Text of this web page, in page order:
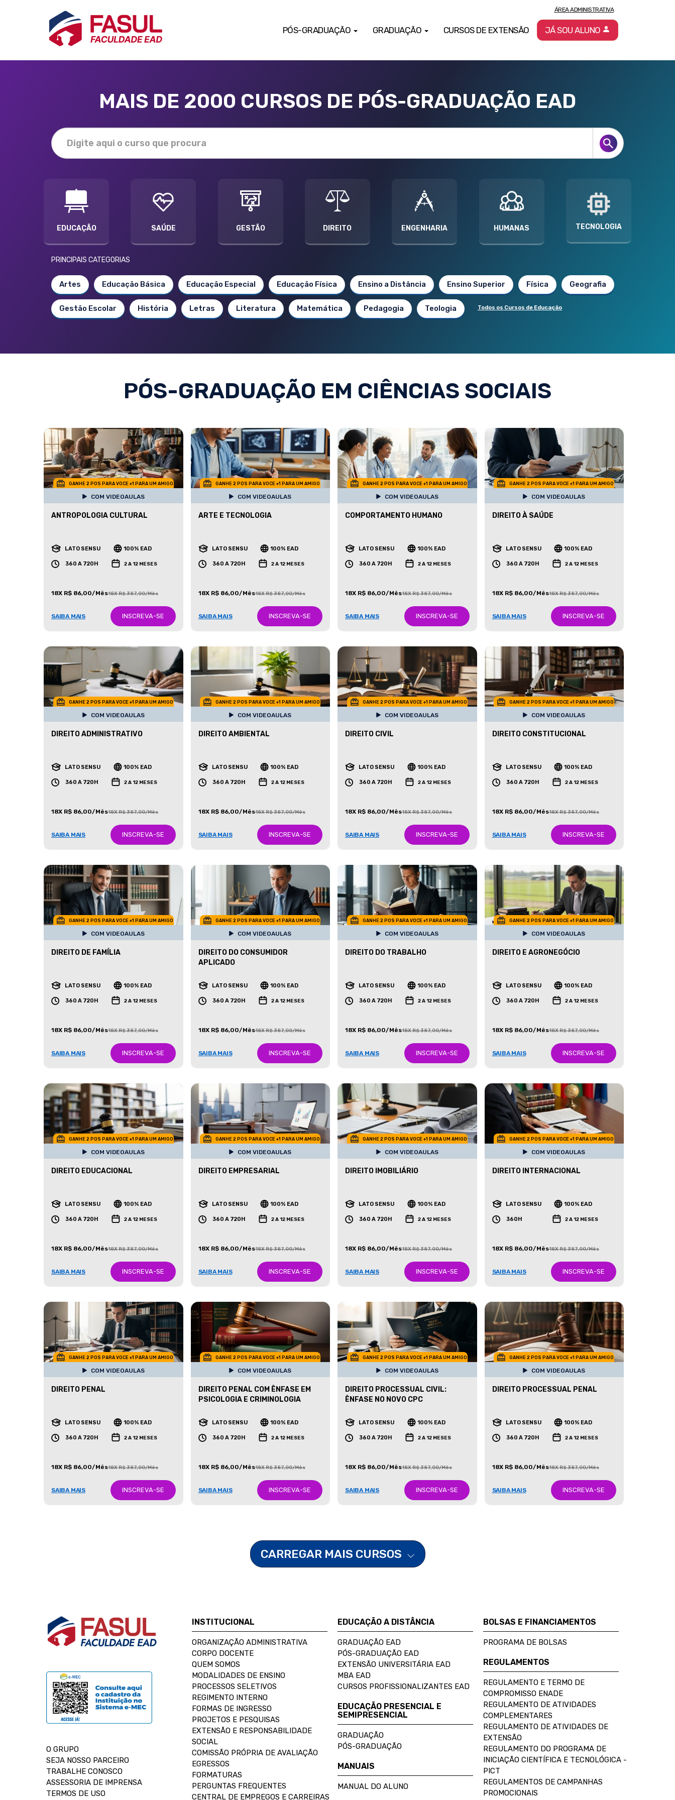
PÓS-GRADUAÇÃO GRADUAÇÃO CURSOS DE EXTENSÃO
ÁREA ADMINISTRATIVA
JÁ SOU ALUNO
MAIS DE 2000 CURSOS DE PÓS-GRADUAÇÃO EAD
EDUCAÇÃO SAÚDE GESTÃO DIREITO ENGENHARIA HUMANAS TECNOLOGIA
PRINCIPAIS CATEGORIAS
Artes Educação Básica Educação Especial Educação Física Ensino a Distância Ensino Superior Física Geografia
Gestão Escolar História Letras Literatura Matemática Pedagogia Teologia Todos os Cursos de Educação
PÓS-GRADUAÇÃO EM CIÊNCIAS SOCIAIS
GANHE 2 POS PARA VOCE +1 PARA UM AMIGO
COM VIDEOAULAS
ANTROPOLOGIA CULTURAL
LATO SENSU 100% EAD
360 A 720H 2 A 12 MESES
18X R$ 86,00/Mês18X R$ 387,00/Mês
SAIBA MAIS INSCREVA-SE
GANHE 2 POS PARA VOCE +1 PARA UM AMIGO
COM VIDEOAULAS
ARTE E TECNOLOGIA
LATO SENSU 100% EAD
360 A 720H 2 A 12 MESES
18X R$ 86,00/Mês18X R$ 387,00/Mês
SAIBA MAIS INSCREVA-SE
GANHE 2 POS PARA VOCE +1 PARA UM AMIGO
COM VIDEOAULAS
COMPORTAMENTO HUMANO
LATO SENSU 100% EAD
360 A 720H 2 A 12 MESES
18X R$ 86,00/Mês18X R$ 387,00/Mês
SAIBA MAIS INSCREVA-SE
GANHE 2 POS PARA VOCE +1 PARA UM AMIGO
COM VIDEOAULAS
DIREITO À SAÚDE
LATO SENSU 100% EAD
360 A 720H 2 A 12 MESES
18X R$ 86,00/Mês18X R$ 387,00/Mês
SAIBA MAIS INSCREVA-SE
GANHE 2 POS PARA VOCE +1 PARA UM AMIGO
COM VIDEOAULAS
DIREITO ADMINISTRATIVO
LATO SENSU 100% EAD
360 A 720H 2 A 12 MESES
18X R$ 86,00/Mês18X R$ 387,00/Mês
SAIBA MAIS INSCREVA-SE
GANHE 2 POS PARA VOCE +1 PARA UM AMIGO
COM VIDEOAULAS
DIREITO AMBIENTAL
LATO SENSU 100% EAD
360 A 720H 2 A 12 MESES
18X R$ 86,00/Mês18X R$ 387,00/Mês
SAIBA MAIS INSCREVA-SE
GANHE 2 POS PARA VOCE +1 PARA UM AMIGO
COM VIDEOAULAS
DIREITO CIVIL
LATO SENSU 100% EAD
360 A 720H 2 A 12 MESES
18X R$ 86,00/Mês18X R$ 387,00/Mês
SAIBA MAIS INSCREVA-SE
GANHE 2 POS PARA VOCE +1 PARA UM AMIGO
COM VIDEOAULAS
DIREITO CONSTITUCIONAL
LATO SENSU 100% EAD
360 A 720H 2 A 12 MESES
18X R$ 86,00/Mês18X R$ 387,00/Mês
SAIBA MAIS INSCREVA-SE
GANHE 2 POS PARA VOCE +1 PARA UM AMIGO
COM VIDEOAULAS
DIREITO DE FAMÍLIA
LATO SENSU 100% EAD
360 A 720H 2 A 12 MESES
18X R$ 86,00/Mês18X R$ 387,00/Mês
SAIBA MAIS INSCREVA-SE
GANHE 2 POS PARA VOCE +1 PARA UM AMIGO
COM VIDEOAULAS
DIREITO DO CONSUMIDOR
APLICADO
LATO SENSU 100% EAD
360 A 720H 2 A 12 MESES
18X R$ 86,00/Mês18X R$ 387,00/Mês
SAIBA MAIS INSCREVA-SE
GANHE 2 POS PARA VOCE +1 PARA UM AMIGO
COM VIDEOAULAS
DIREITO DO TRABALHO
LATO SENSU 100% EAD
360 A 720H 2 A 12 MESES
18X R$ 86,00/Mês18X R$ 387,00/Mês
SAIBA MAIS INSCREVA-SE
GANHE 2 POS PARA VOCE +1 PARA UM AMIGO
COM VIDEOAULAS
DIREITO E AGRONEGÓCIO
LATO SENSU 100% EAD
360 A 720H 2 A 12 MESES
18X R$ 86,00/Mês18X R$ 387,00/Mês
SAIBA MAIS INSCREVA-SE
GANHE 2 POS PARA VOCE +1 PARA UM AMIGO
COM VIDEOAULAS
DIREITO EDUCACIONAL
LATO SENSU 100% EAD
360 A 720H 2 A 12 MESES
18X R$ 86,00/Mês18X R$ 387,00/Mês
SAIBA MAIS INSCREVA-SE
GANHE 2 POS PARA VOCE +1 PARA UM AMIGO
COM VIDEOAULAS
DIREITO EMPRESARIAL
LATO SENSU 100% EAD
360 A 720H 2 A 12 MESES
18X R$ 86,00/Mês18X R$ 387,00/Mês
SAIBA MAIS INSCREVA-SE
GANHE 2 POS PARA VOCE +1 PARA UM AMIGO
COM VIDEOAULAS
DIREITO IMOBILIÁRIO
LATO SENSU 100% EAD
360 A 720H 2 A 12 MESES
18X R$ 86,00/Mês18X R$ 387,00/Mês
SAIBA MAIS INSCREVA-SE
GANHE 2 POS PARA VOCE +1 PARA UM AMIGO
COM VIDEOAULAS
DIREITO INTERNACIONAL
LATO SENSU 100% EAD
360H 2 A 12 MESES
18X R$ 86,00/Mês18X R$ 387,00/Mês
SAIBA MAIS INSCREVA-SE
GANHE 2 POS PARA VOCE +1 PARA UM AMIGO
COM VIDEOAULAS
DIREITO PENAL
LATO SENSU 100% EAD
360 A 720H 2 A 12 MESES
18X R$ 86,00/Mês18X R$ 387,00/Mês
SAIBA MAIS INSCREVA-SE
GANHE 2 POS PARA VOCE +1 PARA UM AMIGO
COM VIDEOAULAS
DIREITO PENAL COM ÊNFASE EM
PSICOLOGIA E CRIMINOLOGIA
LATO SENSU 100% EAD
360 A 720H 2 A 12 MESES
18X R$ 86,00/Mês18X R$ 387,00/Mês
SAIBA MAIS INSCREVA-SE
GANHE 2 POS PARA VOCE +1 PARA UM AMIGO
COM VIDEOAULAS
DIREITO PROCESSUAL CIVIL:
ÊNFASE NO NOVO CPC
LATO SENSU 100% EAD
360 A 720H 2 A 12 MESES
18X R$ 86,00/Mês18X R$ 387,00/Mês
SAIBA MAIS INSCREVA-SE
GANHE 2 POS PARA VOCE +1 PARA UM AMIGO
COM VIDEOAULAS
DIREITO PROCESSUAL PENAL
LATO SENSU 100% EAD
360 A 720H 2 A 12 MESES
18X R$ 86,00/Mês18X R$ 387,00/Mês
SAIBA MAIS INSCREVA-SE
CARREGAR MAIS CURSOS
O GRUPO
SEJA NOSSO PARCEIRO
TRABALHE CONOSCO
ASSESSORIA DE IMPRENSA
TERMOS DE USO
INSTITUCIONAL
ORGANIZAÇÃO ADMINISTRATIVA
CORPO DOCENTE
QUEM SOMOS
MODALIDADES DE ENSINO
PROCESSOS SELETIVOS
REGIMENTO INTERNO
FORMAS DE INGRESSO
PROJETOS E PESQUISAS
EXTENSÃO E RESPONSABILIDADE
SOCIAL
COMISSÃO PRÓPRIA DE AVALIAÇÃO
EGRESSOS
FORMATURAS
PERGUNTAS FREQUENTES
CENTRAL DE EMPREGOS E CARREIRAS
EDUCAÇÃO A DISTÂNCIA
GRADUAÇÃO EAD
PÓS-GRADUAÇÃO EAD
EXTENSÃO UNIVERSITÁRIA EAD
MBA EAD
CURSOS PROFISSIONALIZANTES EAD
EDUCAÇÃO PRESENCIAL E
SEMIPRESENCIAL
GRADUAÇÃO
PÓS-GRADUAÇÃO
MANUAIS
MANUAL DO ALUNO
BOLSAS E FINANCIAMENTOS
PROGRAMA DE BOLSAS
REGULAMENTOS
REGULAMENTO E TERMO DE
COMPROMISSO ENADE
REGULAMENTO DE ATIVIDADES
COMPLEMENTARES
REGULAMENTO DE ATIVIDADES DE
EXTENSÃO
REGULAMENTO DO PROGRAMA DE
INICIAÇÃO CIENTÍFICA E TECNOLÓGICA -
PICT
REGULAMENTOS DE CAMPANHAS
PROMOCIONAIS